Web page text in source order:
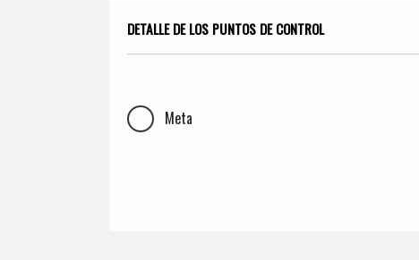
DETALLE DE LOS PUNTOS DE CONTROL
Meta